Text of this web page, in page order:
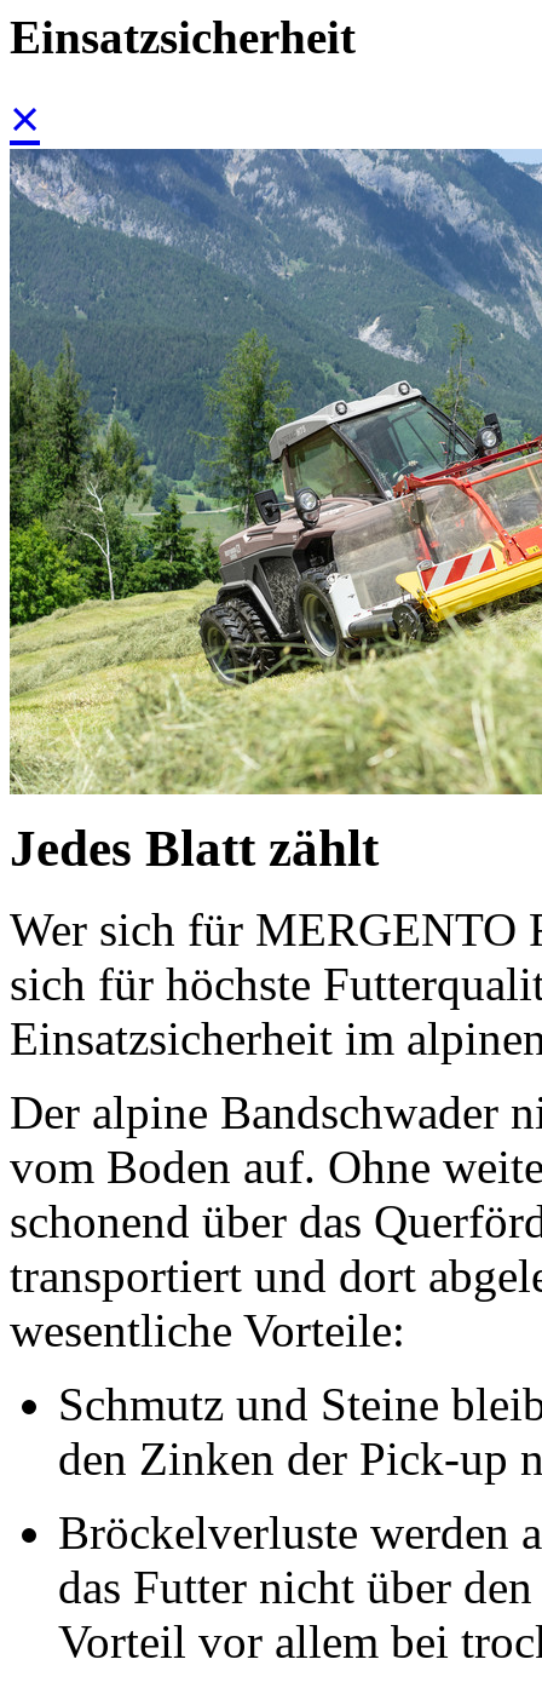
Einsatzsicherheit
×
Jedes Blatt zählt
Wer sich für MERGENTO
sich für höchste
Einsatzsicherheit im
Der alpine Bandschwader
vom Boden auf. Ohne
schonend über das
transportiert und dort
wesentliche Vorteile:
Schmutz und Steine
den Zinken der Pick-up
Bröckelverluste werden
das Futter nicht über
Vorteil vor allem bei